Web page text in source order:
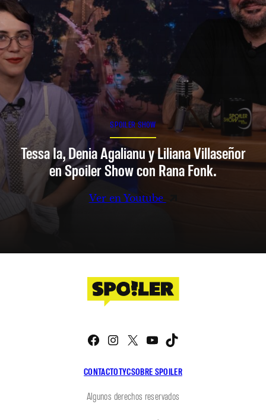
SPOILER SHOW
Tessa Ia, Denia Agalianu y Liliana Villaseñor
en Spoiler Show con Rana Fonk.
Ver en Youtube
CONTACTOTYCSOBRE SPOILER
Facebook
Instagram
X YouTube
Algunos derechos reservados